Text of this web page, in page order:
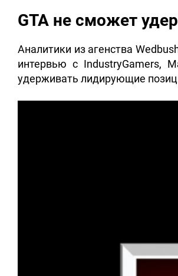
GTA не сможет
Аналитики из агенства
интервью с IndustryGamers,
удерживать лидирующие